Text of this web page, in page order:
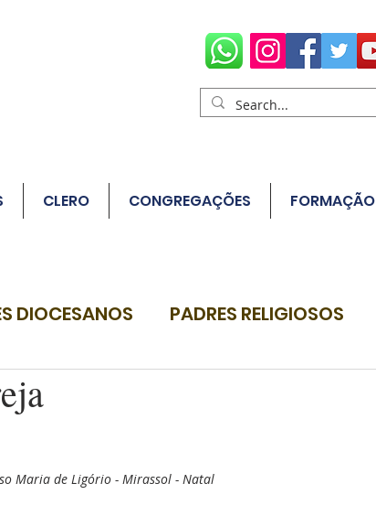
CLERO CONGREGAÇÕES FORMAÇÃO
DIOCESANOS PADRES RELIGIOSOS
Maria de Ligório - Mirassol - Natal